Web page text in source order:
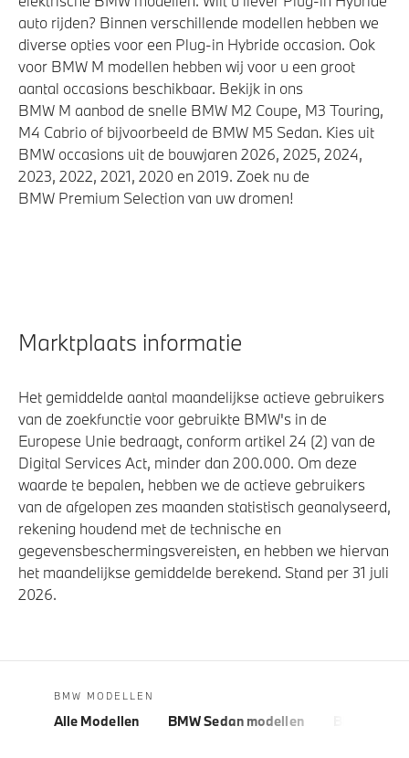
auto rijden? Binnen verschillende modellen hebben we
diverse opties voor een Plug-in Hybride occasion. Ook
voor BMW M modellen hebben wij voor u een groot
aantal occasions beschikbaar. Bekijk in ons
BMW M aanbod de snelle BMW M2 Coupe, M3 Touring,
M4 Cabrio of bijvoorbeeld de BMW M5 Sedan. Kies uit
BMW occasions uit de bouwjaren 2026, 2025, 2024,
2023, 2022, 2021, 2020 en 2019. Zoek nu de
BMW Premium Selection van uw dromen!
Marktplaats informatie
Het gemiddelde aantal maandelijkse actieve gebruikers
van de zoekfunctie voor gebruikte BMW's in de
Europese Unie bedraagt, conform artikel 24 (2) van de
Digital Services Act, minder dan 200.000. Om deze
waarde te bepalen, hebben we de actieve gebruikers
van de afgelopen zes maanden statistisch geanalyseerd,
rekening houdend met de technische en
gegevensbeschermingsvereisten, en hebben we hiervan
het maandelijkse gemiddelde berekend. Stand per 31 juli
2026.
BMW MODELLEN
Alle Modellen BMW Sedan modellen